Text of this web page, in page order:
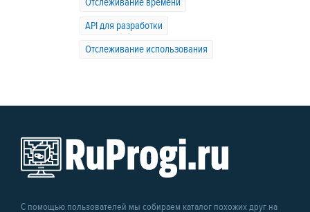
API для разработки
Отслеживание использования
С помощью пользователей мы собираем каталог похожих друг на